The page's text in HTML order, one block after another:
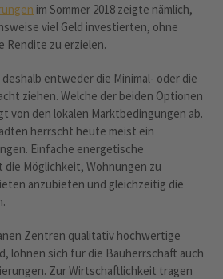
im Sommer 2018 zeigte nämlich,
viel Geld investierten, ohne
Rendite zu erzielen.
entweder die Minimal- oder die
ziehen. Welche der beiden Optionen
von den lokalen Marktbedingungen ab.
herrscht heute meist ein
Einfache energetische
Möglichkeit, Wohnungen zu
anzubieten und gleichzeitig die
Zentren qualitativ hochwertige
lohnen sich für die Bauherrschaft auch
Zur Wirtschaftlichkeit tragen